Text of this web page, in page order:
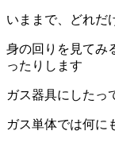
いままで、どれだ
身の回りを見てみ
ったりします
ガス器具にしたっ
ガス単体では何に